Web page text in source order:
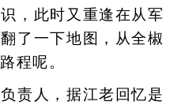
，此时又重逢在从军
了一下地图，从全椒
程呢。
人，据江老回忆是